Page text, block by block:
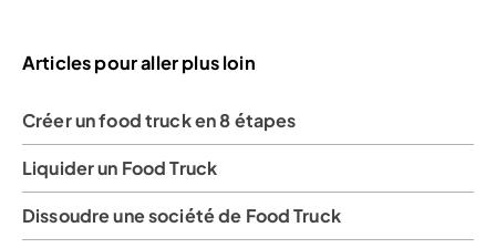
Articles pour aller plus loin
Créer un food truck en 8 étapes
Liquider un Food Truck
Dissoudre une société de Food Truck